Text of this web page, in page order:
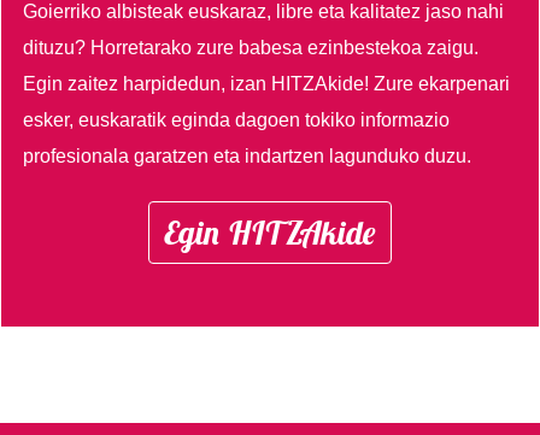
Goierriko albisteak euskaraz, libre eta kalitatez jaso nahi
dituzu? Horretarako zure babesa ezinbestekoa zaigu.
Egin zaitez harpidedun, izan HITZAkide!Zure ekarpenari
esker, euskaratik eginda dagoen tokiko informazio
profesionala garatzen eta indartzen lagunduko duzu.
Egin HITZAkide